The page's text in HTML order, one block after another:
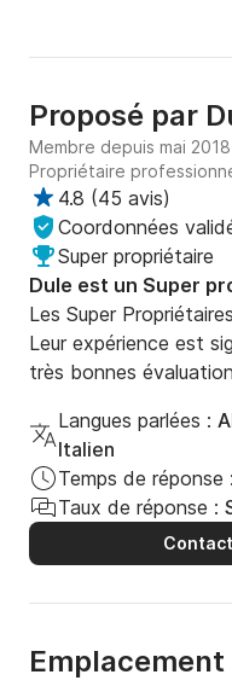
Proposé par
Membre depuis mai 2018
Propriétaire
4.8 (45 avis)
Coordonnées
Super propriétaire
Dule est un Super
Les Super
Leur expérience est
très bonnes
Langues parlées :
Italien
Temps de réponse :
Taux de réponse :
Emplacement